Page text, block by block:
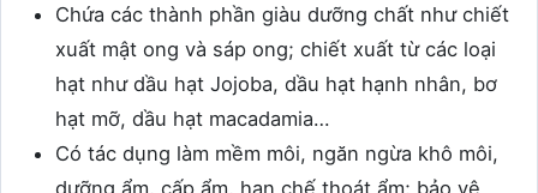
Chứa các thành phần giàu dưỡng chất như chiết
xuất mật ong và sáp ong; chiết xuất từ các loại
hạt như dầu hạt Jojoba, dầu hạt hạnh nhân, bơ
hạt mỡ, dầu hạt macadamia…
Có tác dụng làm mềm môi, ngăn ngừa khô môi,
dưỡng ẩm, cấp ẩm, hạn chế thoát ẩm; bảo vệ